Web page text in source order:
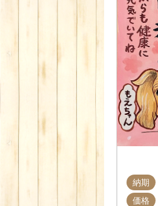
納期
価格